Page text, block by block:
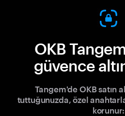
OKB
güvence
Tangem'de OKB satın
tuttuğunuzda, özel
korunur: